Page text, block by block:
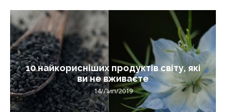
10 найкорисніших продуктів світу, які
ви не вживаєте
14/Лип/2019